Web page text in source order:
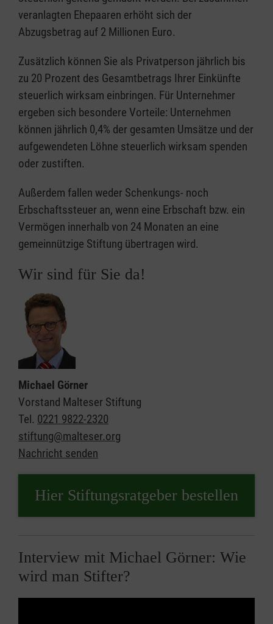
veranlagten Ehepaaren erhöht sich der
Abzugsbetrag auf 2 Millionen Euro.
Zusätzlich können Sie als Privatperson jährlich bis
zu 20 Prozent des Gesamtbetrags Ihrer Einkünfte
steuerlich wirksam einbringen. Für Unternehmer
ergeben sich besondere Vorteile: Unternehmen
können jährlich 0,4% der gesamten Umsätze und der
aufgewendeten Löhne steuerlich wirksam spenden
oder zustiften.
Außerdem fallen weder Schenkungs- noch
Erbschaftssteuer an, wenn eine Erbschaft bzw. ein
Vermögen innerhalb von 24 Monaten an eine
gemeinnützige Stiftung übertragen wird.
Wir sind für Sie da!
Michael Görner
Vorstand Malteser Stiftung
Tel. 0221 9822-2320
stiftung@malteser.org
Nachricht senden
Hier Stiftungsratgeber bestellen
Interview mit Michael Görner: Wie
wird man Stifter?